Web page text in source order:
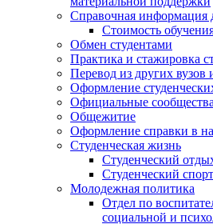
Справочная информация
Cтоимость
Обмен студентами
Практика и стажировка
Перевод из других вузов
Оформление
Официальные
Общежитие
Оформление справки в
Студенческая жизнь
Студенческий
Студенческий спорт
Молодежная политика
Отдел по
социальной и